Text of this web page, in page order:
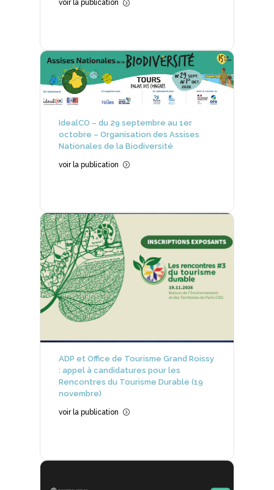
voir la publication =
IdealCO – du 29 septembre au 1er
octobre – Organisation des Assises
Nationales de la Biodiversité
voir la publication =
ADP et Office de Tourisme Grand Roissy
: appel à candidatures pour les
Rencontres du Tourisme Durable (19
novembre)
voir la publication =